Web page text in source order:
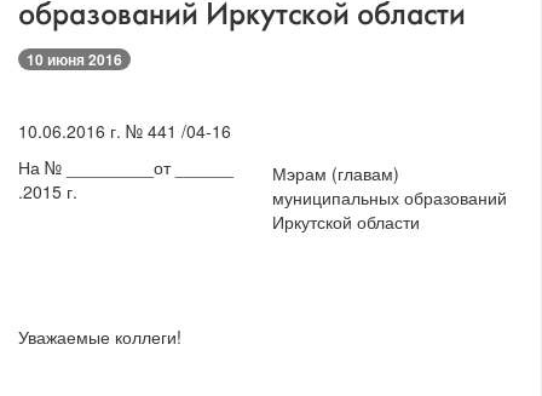
образований Иркутской области
10 июня 2016
10.06.2016 г. № 441 /04-16
На № _________от ______
.2015 г.
Мэрам (главам)
муниципальных образований
Иркутской области
Уважаемые коллеги!